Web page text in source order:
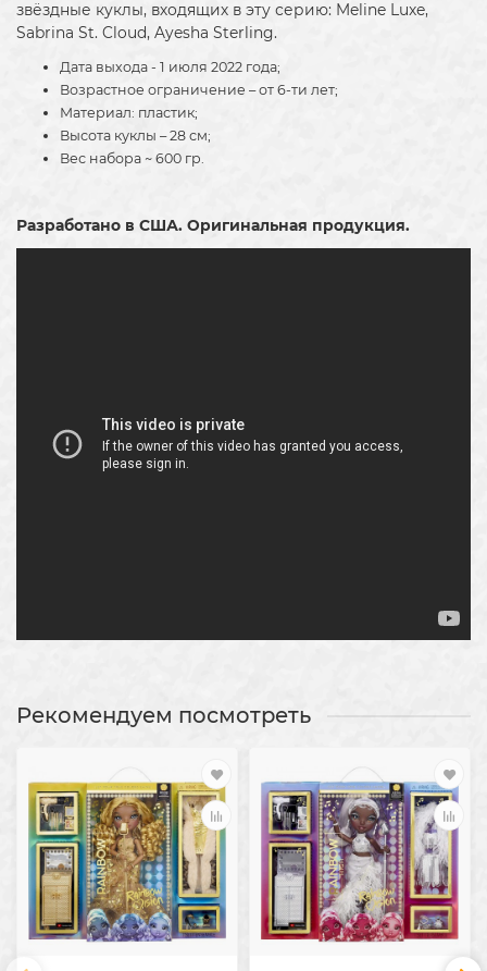
звёздные куклы, входящих в эту серию: Meline Luxe,
Sabrina St. Cloud, Ayesha Sterling.
Дата выхода - 1 июля 2022 года;
Возрастное ограничение – от 6-ти лет;
Материал: пластик;
Высота куклы – 28 см;
Вес набора ~ 600 гр.
Разработано в США. Оригинальная продукция.
Рекомендуем посмотреть